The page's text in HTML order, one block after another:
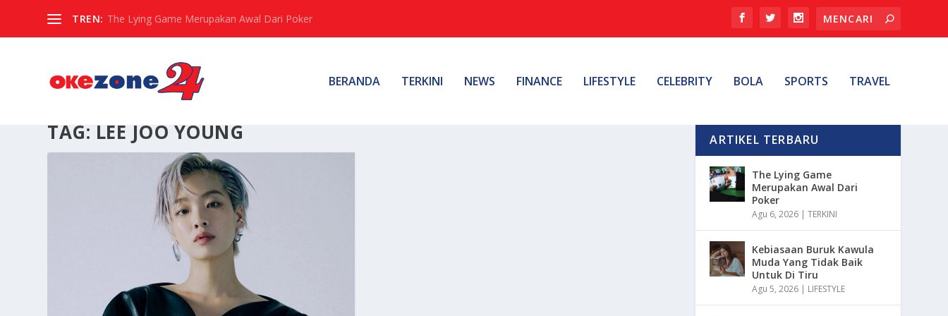
TREN: The Lying Game Merupakan Awal Dari Poker
BERANDA TERKINI NEWS FINANCE LIFESTYLE CELEBRITY BOLA SPORTS TRAVEL
TAG: LEE JOO YOUNG ARTIKEL TERBARU
The Lying Game
Merupakan Awal Dari
Poker
Agu 6, 2026 |TERKINI
Kebiasaan Buruk Kawula
Muda Yang Tidak Baik
Untuk Di Tiru
Agu 5, 2026 | LIFESTYLE